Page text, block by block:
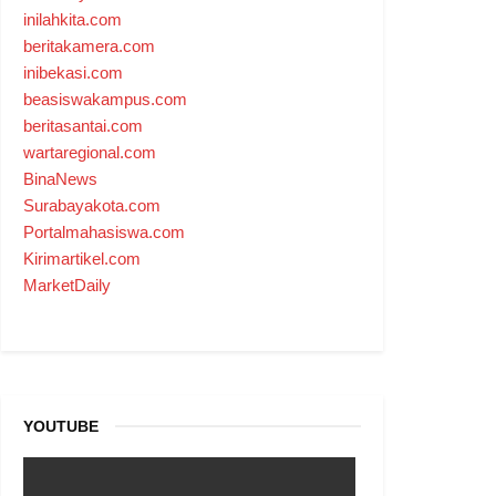
inilahkita.com
beritakamera.com
inibekasi.com
beasiswakampus.com
beritasantai.com
wartaregional.com
BinaNews
Surabayakota.com
Portalmahasiswa.com
Kirimartikel.com
MarketDaily
YOUTUBE